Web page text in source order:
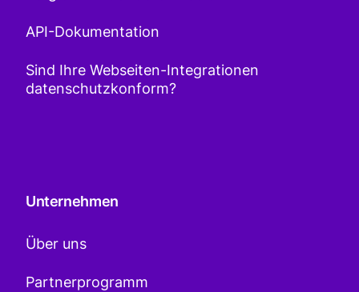
API-Dokumentation
Sind Ihre Webseiten-Integrationen
datenschutzkonform?
Unternehmen
Über uns
Partnerprogramm